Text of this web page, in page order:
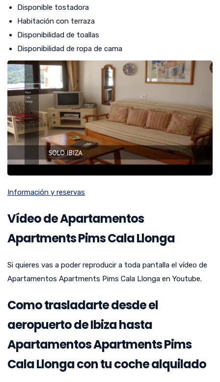
Disponible tostadora
Habitación con terraza
Disponibilidad de toallas
Disponibilidad de ropa de cama
Información y reservas
Vídeo de Apartamentos
Apartments Pims Cala Llonga
Si quieres vas a poder reproducir a toda pantalla el vídeo de
Apartamentos Apartments Pims Cala Llonga en Youtube.
Como trasladarte desde el
aeropuerto de Ibiza hasta
Apartamentos Apartments Pims
Cala Llonga con tu coche alquilado